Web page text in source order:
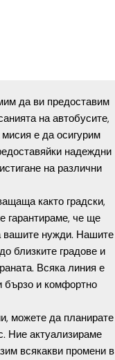
да ви предоставим
на автобусите,
е да осигурим
надеждни
на различни
както градски,
гарантираме, че ще
вашите нужди. Нашите
близките градове и
Всяка линия е
бързо и комфортно
можете да планирате
Ние актуализираме
всякакви промени в